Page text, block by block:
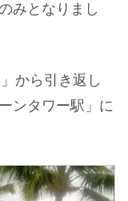
みとなりまし
から引き返し
ンタワー駅」に